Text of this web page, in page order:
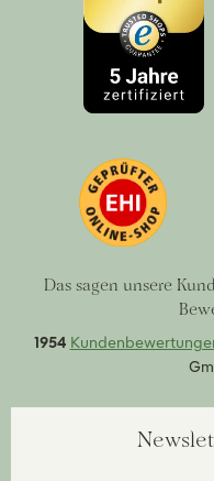
Das sagen unsere
1954